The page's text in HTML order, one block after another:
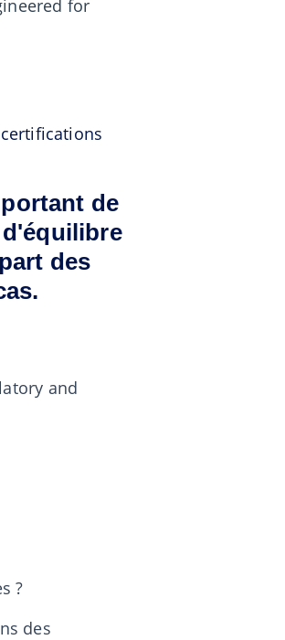
for
certifications
de
des
and
?
des